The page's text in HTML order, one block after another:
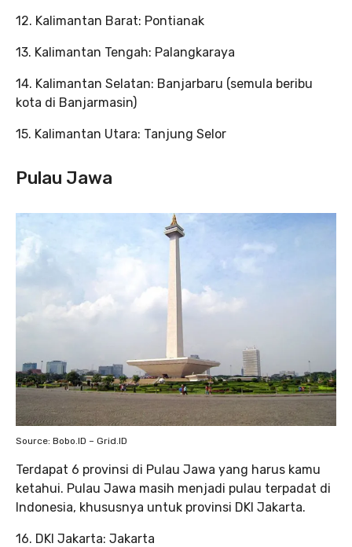
12. Kalimantan Barat: Pontianak
13. Kalimantan Tengah: Palangkaraya
14. Kalimantan Selatan: Banjarbaru (semula beribu
kota di Banjarmasin)
15. Kalimantan Utara: Tanjung Selor
Pulau Jawa
Source: Bobo.ID – Grid.ID
Terdapat 6 provinsi di Pulau Jawa yang harus kamu
ketahui. Pulau Jawa masih menjadi pulau terpadat di
Indonesia, khususnya untuk provinsi DKI Jakarta.
16. DKI Jakarta: Jakarta